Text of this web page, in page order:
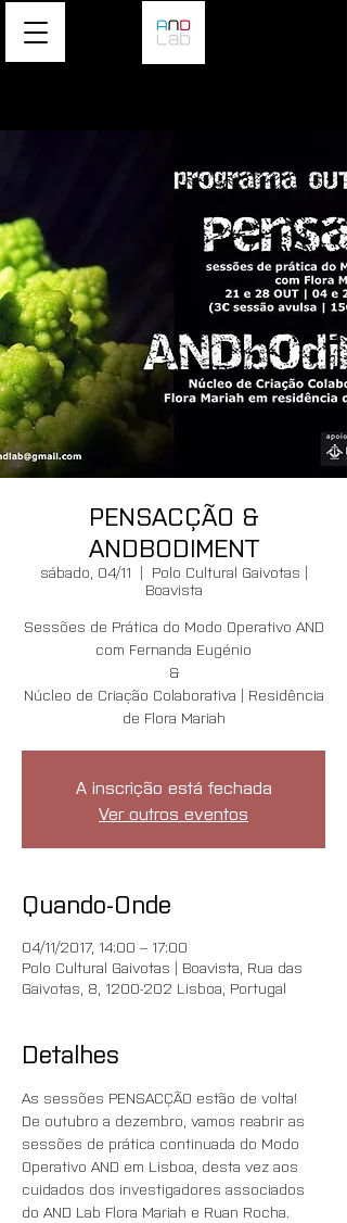
PENSACÇÃO &
ANDBODIMENT
sábado, 04/11
  |
Polo Cultural Gaivotas |
Boavista
Sessões de Prática do Modo Operativo AND
com Fernanda Eugénio
&
Núcleo de Criação Colaborativa | Residência
de Flora Mariah
A inscrição está fechada
Ver outros eventos
Quando-Onde
04/11/2017, 14:00 – 17:00
Polo Cultural Gaivotas | Boavista, Rua das
Gaivotas, 8, 1200-202 Lisboa, Portugal
Detalhes
As sessões PENSACÇÃO estão de volta!
De outubro a dezembro, vamos reabrir as
sessões de prática continuada do Modo
Operativo AND em Lisboa, desta vez aos
cuidados dos investigadores associados
do AND Lab Flora Mariah e Ruan Rocha.